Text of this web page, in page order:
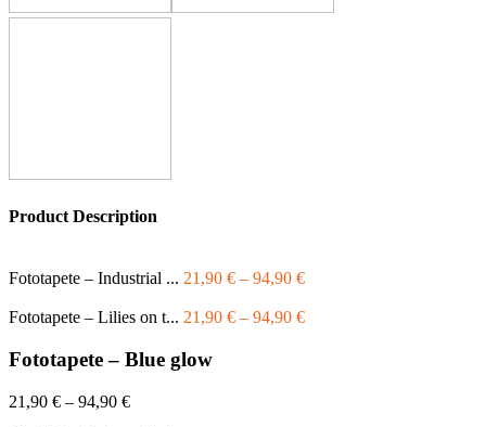
Product Description
Fototapete – Industrial ... 21,90 € – 94,90 €
Fototapete – Lilies on t... 21,90 € – 94,90 €
Fototapete – Blue glow
21,90 € – 94,90 €